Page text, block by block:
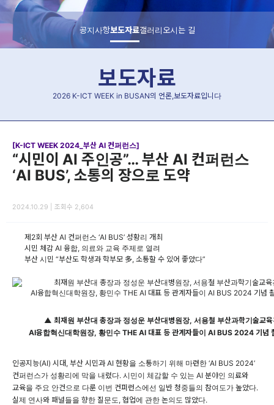
공지사항보도자료갤러리오시는 길
보도자료
2026 K-ICT WEEK in BUSAN의 언론,보도자료입니다
[K-ICT WEEK 2024_부산 AI 컨퍼런스]
“시민이 AI 주인공”… 부산 AI 컨퍼런스
‘AI BUS’, 소통의 장으로 도약
2024.10.29 | 조회수 2,604
제2회 부산 AI 컨퍼런스 ‘AI BUS’ 성황리 개최
시민 체감 AI 융합, 의료와 교육 주제로 열려
부산 시민 “부산도 학생과 학부모 多, 소통할 수 있어 좋았다”
▲ 최재원 부산대 총장과 정성운 부산대병원장, 서용철 부산과학기술교
AI융합혁신대학원장, 황민수 THE AI 대표 등 관계자들이 AI BUS 2024 기념
인공지능(AI) 시대, 부산 시민과 AI 현황을 소통하기 위해 마련한 ‘AI BUS 2024’
컨퍼런스가 성황리에 막을 내렸다. 시민이 체감할 수 있는 AI 분야인 의료와
교육을 주요 안건으로 다룬 이번 컨퍼런스에선 일반 청중들의 참여도가 높았다.
실제 연사와 패널들을 향한 질문도, 협업에 관한 논의도 많았다.